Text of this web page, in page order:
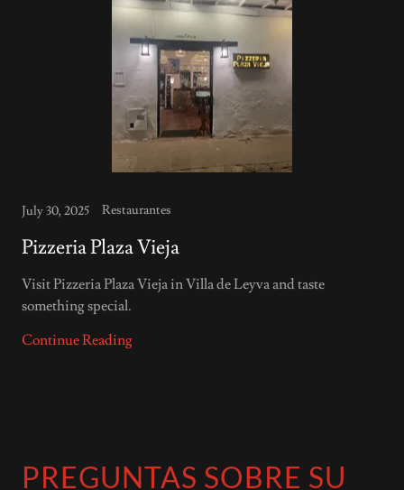
July 30, 2025 Restaurantes
Pizzeria Plaza Vieja
Visit Pizzeria Plaza Vieja in Villa de Leyva and taste
something special.
Continue Reading
PREGUNTAS SOBRE SU